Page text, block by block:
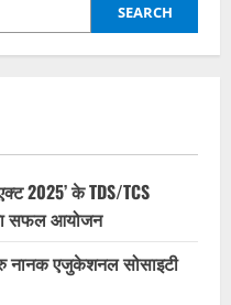
SEARCH
2025’ के TDS/TCS
सफल आयोजन
नानक एजुकेशनल सोसाइटी